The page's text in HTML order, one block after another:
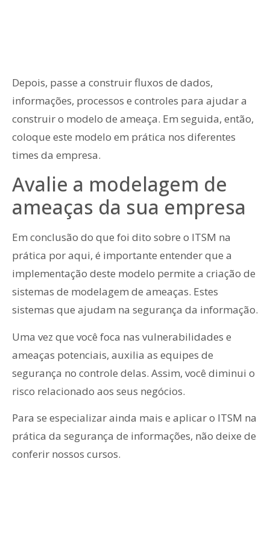
Depois, passe a construir fluxos de dados,
informações, processos e controles para ajudar a
construir o modelo de ameaça. Em seguida, então,
coloque este modelo em prática nos diferentes
times da empresa.
Avalie a modelagem de
ameaças da sua empresa
Em conclusão do que foi dito sobre o ITSM na
prática por aqui, é importante entender que a
implementação deste modelo permite a criação de
sistemas de modelagem de ameaças. Estes
sistemas que ajudam na segurança da informação.
Uma vez que você foca nas vulnerabilidades e
ameaças potenciais, auxilia as equipes de
segurança no controle delas. Assim, você diminui o
risco relacionado aos seus negócios.
Para se especializar ainda mais e aplicar o ITSM na
prática da segurança de informações, não deixe de
conferir nossos cursos.